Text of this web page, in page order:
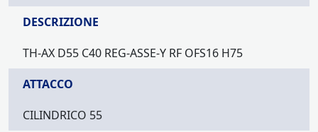
DESCRIZIONE
TH-AX D55 C40 REG-ASSE-Y RF OFS16 H75
ATTACCO
CILINDRICO 55